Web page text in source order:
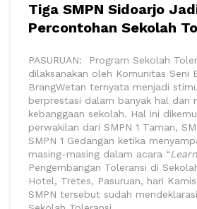
Tiga SMPN Sidoarjo
Percontohan Sekolah
PASURUAN: Program Sekolah
dilaksanakan oleh Komunitas Seni
BrangWetan ternyata menjadi
berprestasi dalam banyak hal dan
kebanggaan sekolah. Hal ini
perwakilan dari SMPN 1 Taman,
SMPN 1 Gedangan ketika
masing-masing dalam acara “
Pengembangan Toleransi di
Hotel, Tretes, Pasuruan, hari
SMPN tersebut sudah